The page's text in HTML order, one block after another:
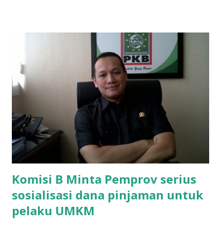
Mujib menambahkan, akhirnya terpaksa ortu nya pinjam
uang tetangga 500 ribu, agar anaknya bisa ikut ujian.
"Kasihan dia sudah tidak punya ayah, ibunya saudara saya,
kerja sebagai pembantu rumah tangga. Tolong dibantu mas,
agar uang bisa kembali,"ungkapnya. Perihal adanya
penarikan uang iuran untuk pembangunan gedung sekolah,
dibenarkan oleh Atika Fadhilah siswa kelas XI saat
diwawancarai. "Benar, bilangnya wajib Rp 1,5 juta dan waktu
terakh...
Komisi B Minta Pemprov serius
sosialisasi dana pinjaman untuk
pelaku UMKM